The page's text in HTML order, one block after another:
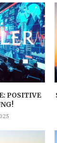
POSITIVE